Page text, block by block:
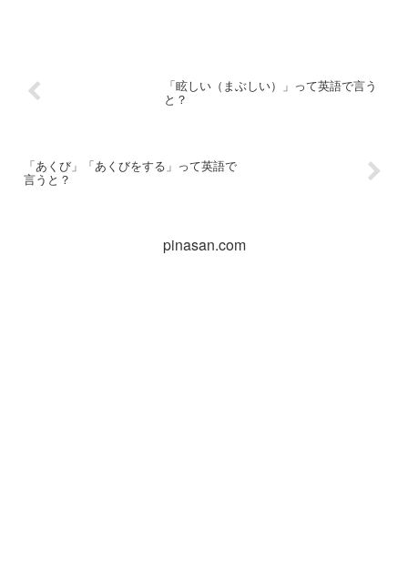
「眩しい（まぶしい）」って英語で言う
と？
「あくび」「あくびをする」って英語で
言うと？
pinasan.com